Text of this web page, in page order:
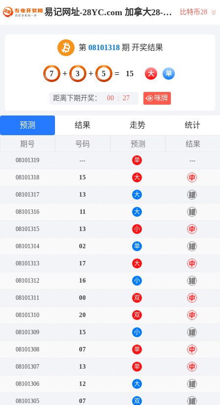
易记网址-28YC.com 加拿大28-加拿大28预测|28在线预测咪牌查询|加拿大PC结果查询|加拿大PC在线预测_专注研究咪牌_加拿大PC28_官方! 比特币28
第08101318 期 开奖结果
7 + 3 + 5 = 15 大 单
距离下期开奖： 00 : 27 咪牌
预测 结果 走势 统计
期号 号码 预测 结果
08101319 --- 单 ---
08101318 15 大 中
08101317 13 大 错
08101316 11 大 错
08101315 13 小 中
08101314 02 单 错
08101313 17 大 中
08101312 16 小 错
08101311 00 双 中
08101310 20 双 中
08101309 15 小 错
08101308 07 单 中
08101307 13 单 中
08101306 12 大 错
08101305 07 双 错